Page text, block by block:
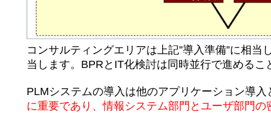
コンサルティングエリアは上記”導入準備”に相当
当します。BPRとIT化検討は同時並行で進めるこ
PLMシステムの導入は他のアプリケーション導入
に重要であり、情報システム部門とユーザ部門の